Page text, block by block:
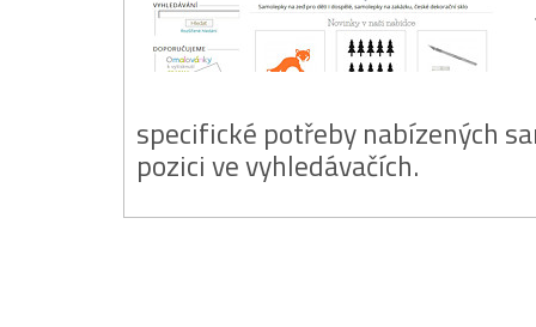
specifické potřeby nabízených
pozici ve vyhledávačích.